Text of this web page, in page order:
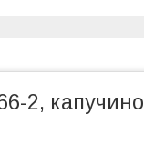
2, капучино